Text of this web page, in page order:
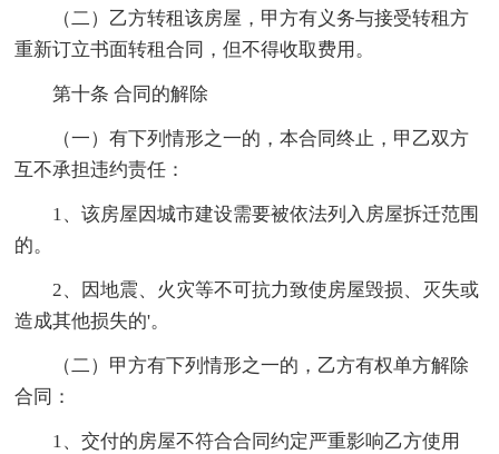
（二）乙方转租该房屋，甲方有义务与接受转租方
重新订立书面转租合同，但不得收取费用。
第十条 合同的解除
（一）有下列情形之一的，本合同终止，甲乙双方
互不承担违约责任：
1、该房屋因城市建设需要被依法列入房屋拆迁范围
的。
2、因地震、火灾等不可抗力致使房屋毁损、灭失或
造成其他损失的'。
（二）甲方有下列情形之一的，乙方有权单方解除
合同：
1、交付的房屋不符合合同约定严重影响乙方使用